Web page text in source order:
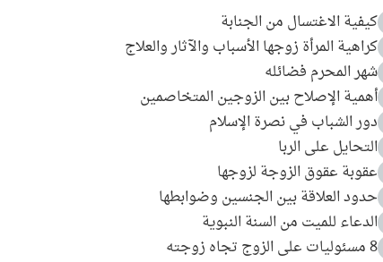
كيفية الاغتسال من الجنابة
كراهية المرأة زوجها الأسباب والآثار والعلاج
شهر المحرم فضائله
أهمية الإصلاح بين الزوجين المتخاصمين
دور الشباب في نصرة الإسلام
التحايل على الربا
عقوبة عقوق الزوجة لزوجها
حدود العلاقة بين الجنسين وضوابطها
الدعاء للميت من السنة النبوية
8 مسئوليات على الزوج تجاه زوجته